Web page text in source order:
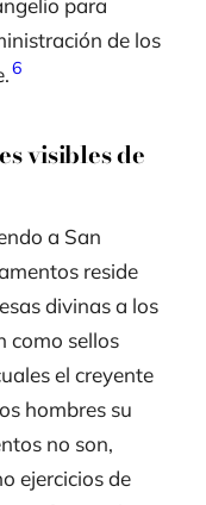
de los
6
visibles de
a San
reside
divinas a los
como sellos
el creyente
hombres su
no son,
ejercicios de